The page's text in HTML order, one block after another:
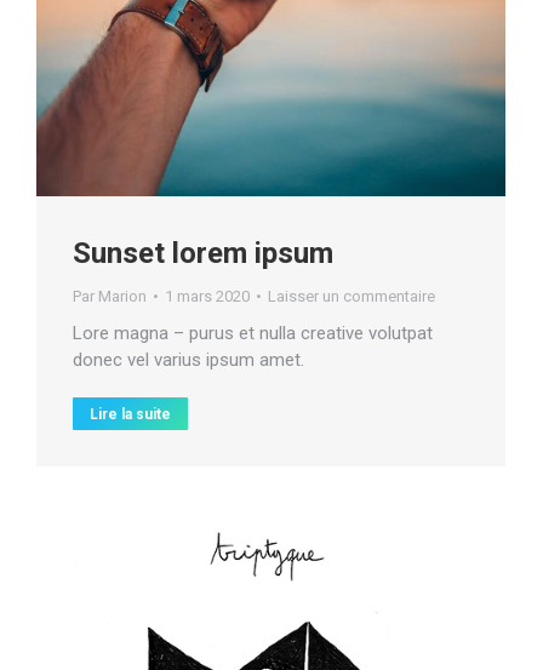
Sunset lorem ipsum
Par Marion 1 mars 2020 Laisser un commentaire
Lore magna – purus et nulla creative volutpat
donec vel varius ipsum amet.
Lire la suite